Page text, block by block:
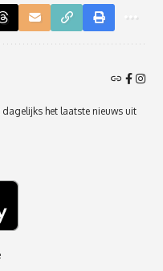
het laatste nieuws uit